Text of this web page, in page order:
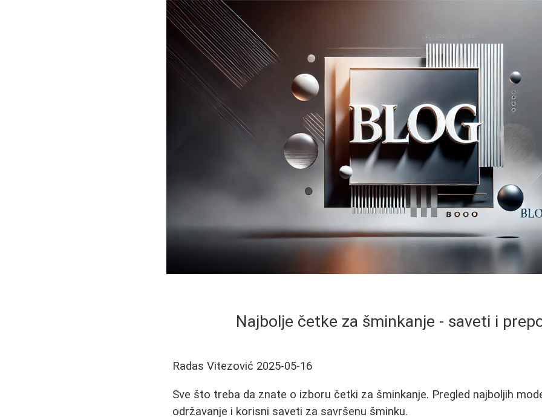
Najbolje četke za šminkanje - saveti i
Radas Vitezović 2025-05-16
Sve što treba da znate o izboru četki za šminkanje. Pregled najboljih
održavanje i korisni saveti za savršenu šminku.